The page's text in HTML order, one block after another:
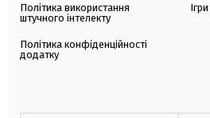
Політика використання
штучного інтелекту
Політика конфіденційності
додатку
Ігри